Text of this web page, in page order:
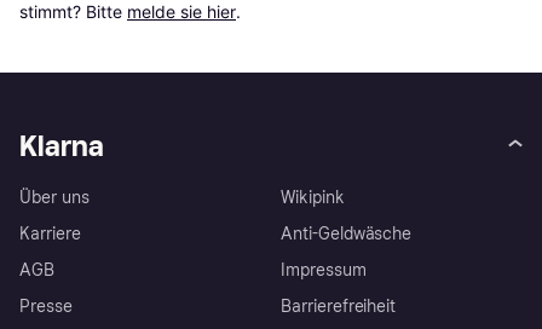
stimmt? Bitte melde sie hier.
Klarna
Über uns
Karriere
AGB
Presse
Wikipink
Anti-Geldwäsche
Impressum
Barrierefreiheit